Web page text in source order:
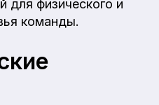
для физического и
команды.